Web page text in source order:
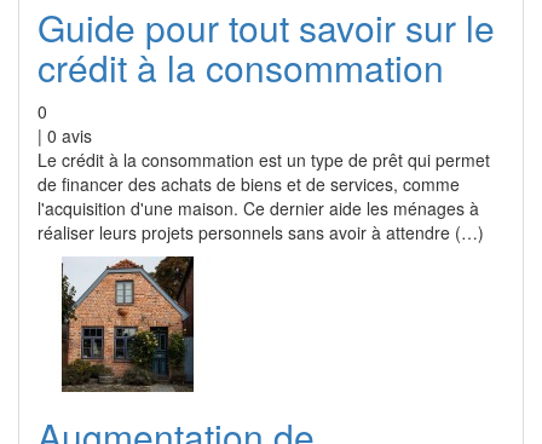
Guide pour tout savoir sur le
crédit à la consommation
0
| 0 avis
Le crédit à la consommation est un type de prêt qui permet
de financer des achats de biens et de services, comme
l'acquisition d'une maison. Ce dernier aide les ménages à
réaliser leurs projets personnels sans avoir à attendre (…)